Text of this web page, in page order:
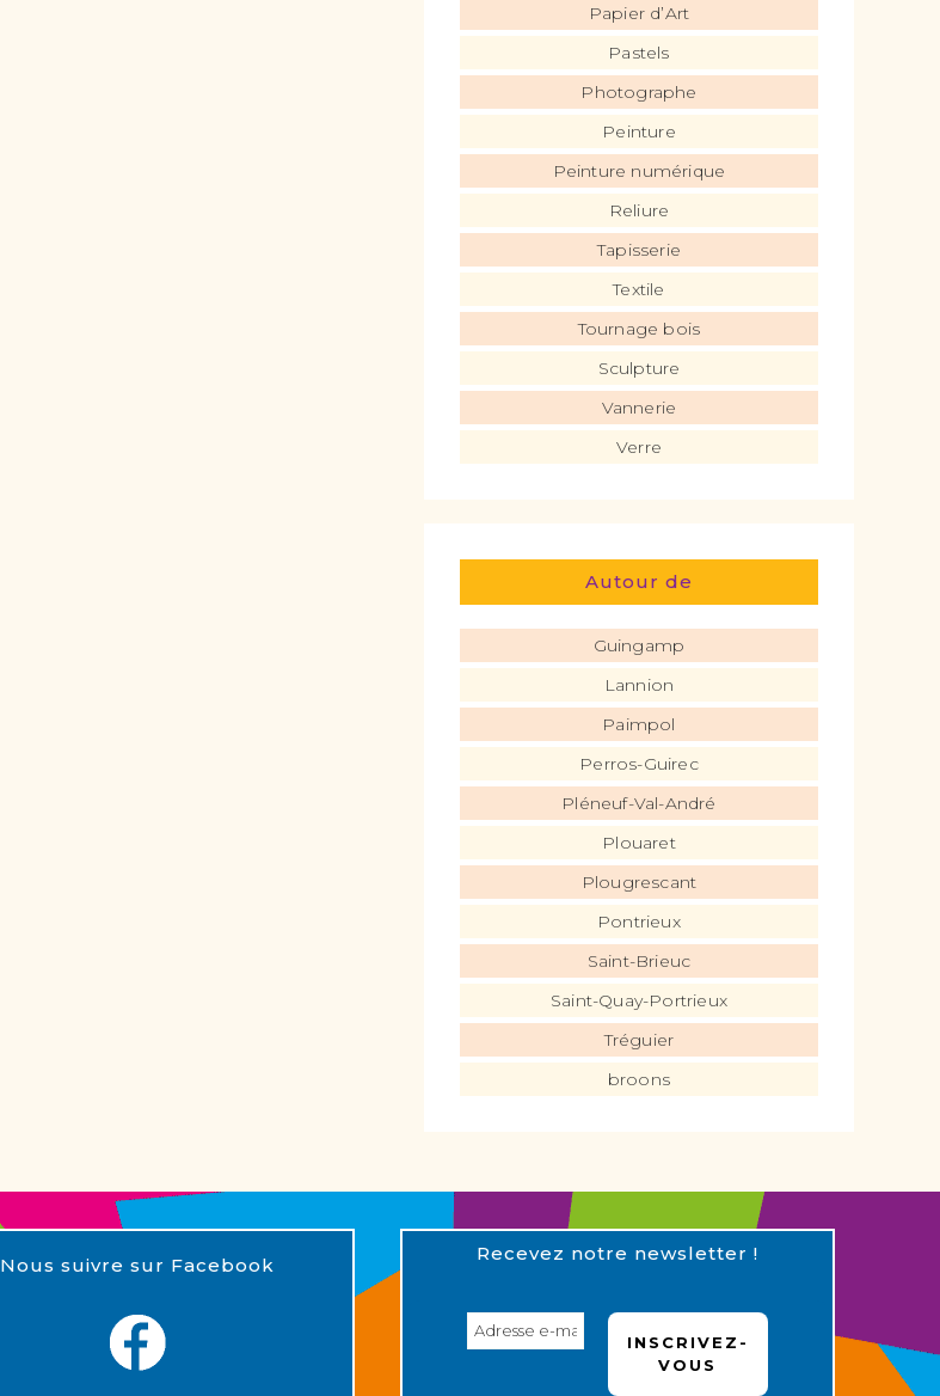
Papier d’Art
Pastels
Photographe
Peinture
Peinture numérique
Reliure
Tapisserie
Textile
Tournage bois
Sculpture
Vannerie
Verre
Autour de
Guingamp
Lannion
Paimpol
Perros-Guirec
Pléneuf-Val-André
Plouaret
Plougrescant
Pontrieux
Saint-Brieuc
Saint-Quay-Portrieux
Tréguier
broons
Nous suivre sur Facebook
Recevez notre newsletter !